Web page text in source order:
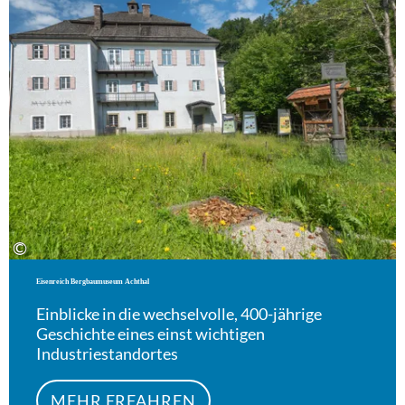
©
Eisenreich Bergbaumuseum Achthal
Einblicke in die wechselvolle, 400-jährige
Geschichte eines einst wichtigen
Industriestandortes
MEHR ERFAHREN